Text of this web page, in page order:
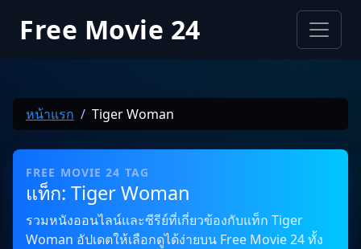
Free Movie 24
หน้าแรก Tiger Woman
FREE MOVIE 24 TAG
แท็ก: Tiger Woman
รวมหนังออนไลน์และซีรีย์ที่เกี่ยวข้องกับแท็ก Tiger
Woman อัปเดตให้เลือกดูได้ง่ายบน Free Movie 24 ทั้ง